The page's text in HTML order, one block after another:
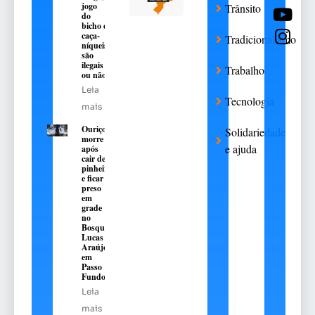
jogo
do
bicho e
caça-
níqueis
são
ilegais
ou não
Leia
mais
Ouriço
morre
após
cair de
pinheiro
e ficar
preso
em
grade
no
Bosque
Lucas
Araújo,
em
Passo
Fundo
Leia
mais
Trânsito
Tradicionalismo
Trabalho
Tecnologia
Solidariedade
e ajuda